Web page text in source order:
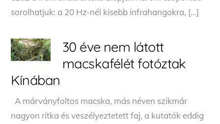
sorolhatjuk: a 20 Hz-nél kisebb infrahangokra, […]
30 éve nem látott
macskafélét fotóztak
Kínában
A márványfoltos macska, más néven szikmár
nagyon ritka és veszélyeztetett faj, a kutatók eddig